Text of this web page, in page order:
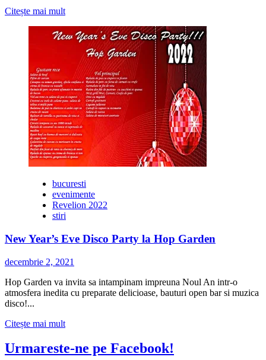
Citește mai multCitește
multe
despre
Revelion
2022
Suru
Hotel
si
Restaurant
bucuresti
evenimente
Revelion 2022
stiri
New Year’s Eve Disco Party la Hop Garden
decembrie 2, 2021
Hop Garden va invita sa intampinam impreuna Noul An intr-o
atmosfera inedita cu preparate delicioase, bauturi open bar si muzica
disco!...
Citește mai multCitește
multe
despre
Urmareste-ne pe Facebook!